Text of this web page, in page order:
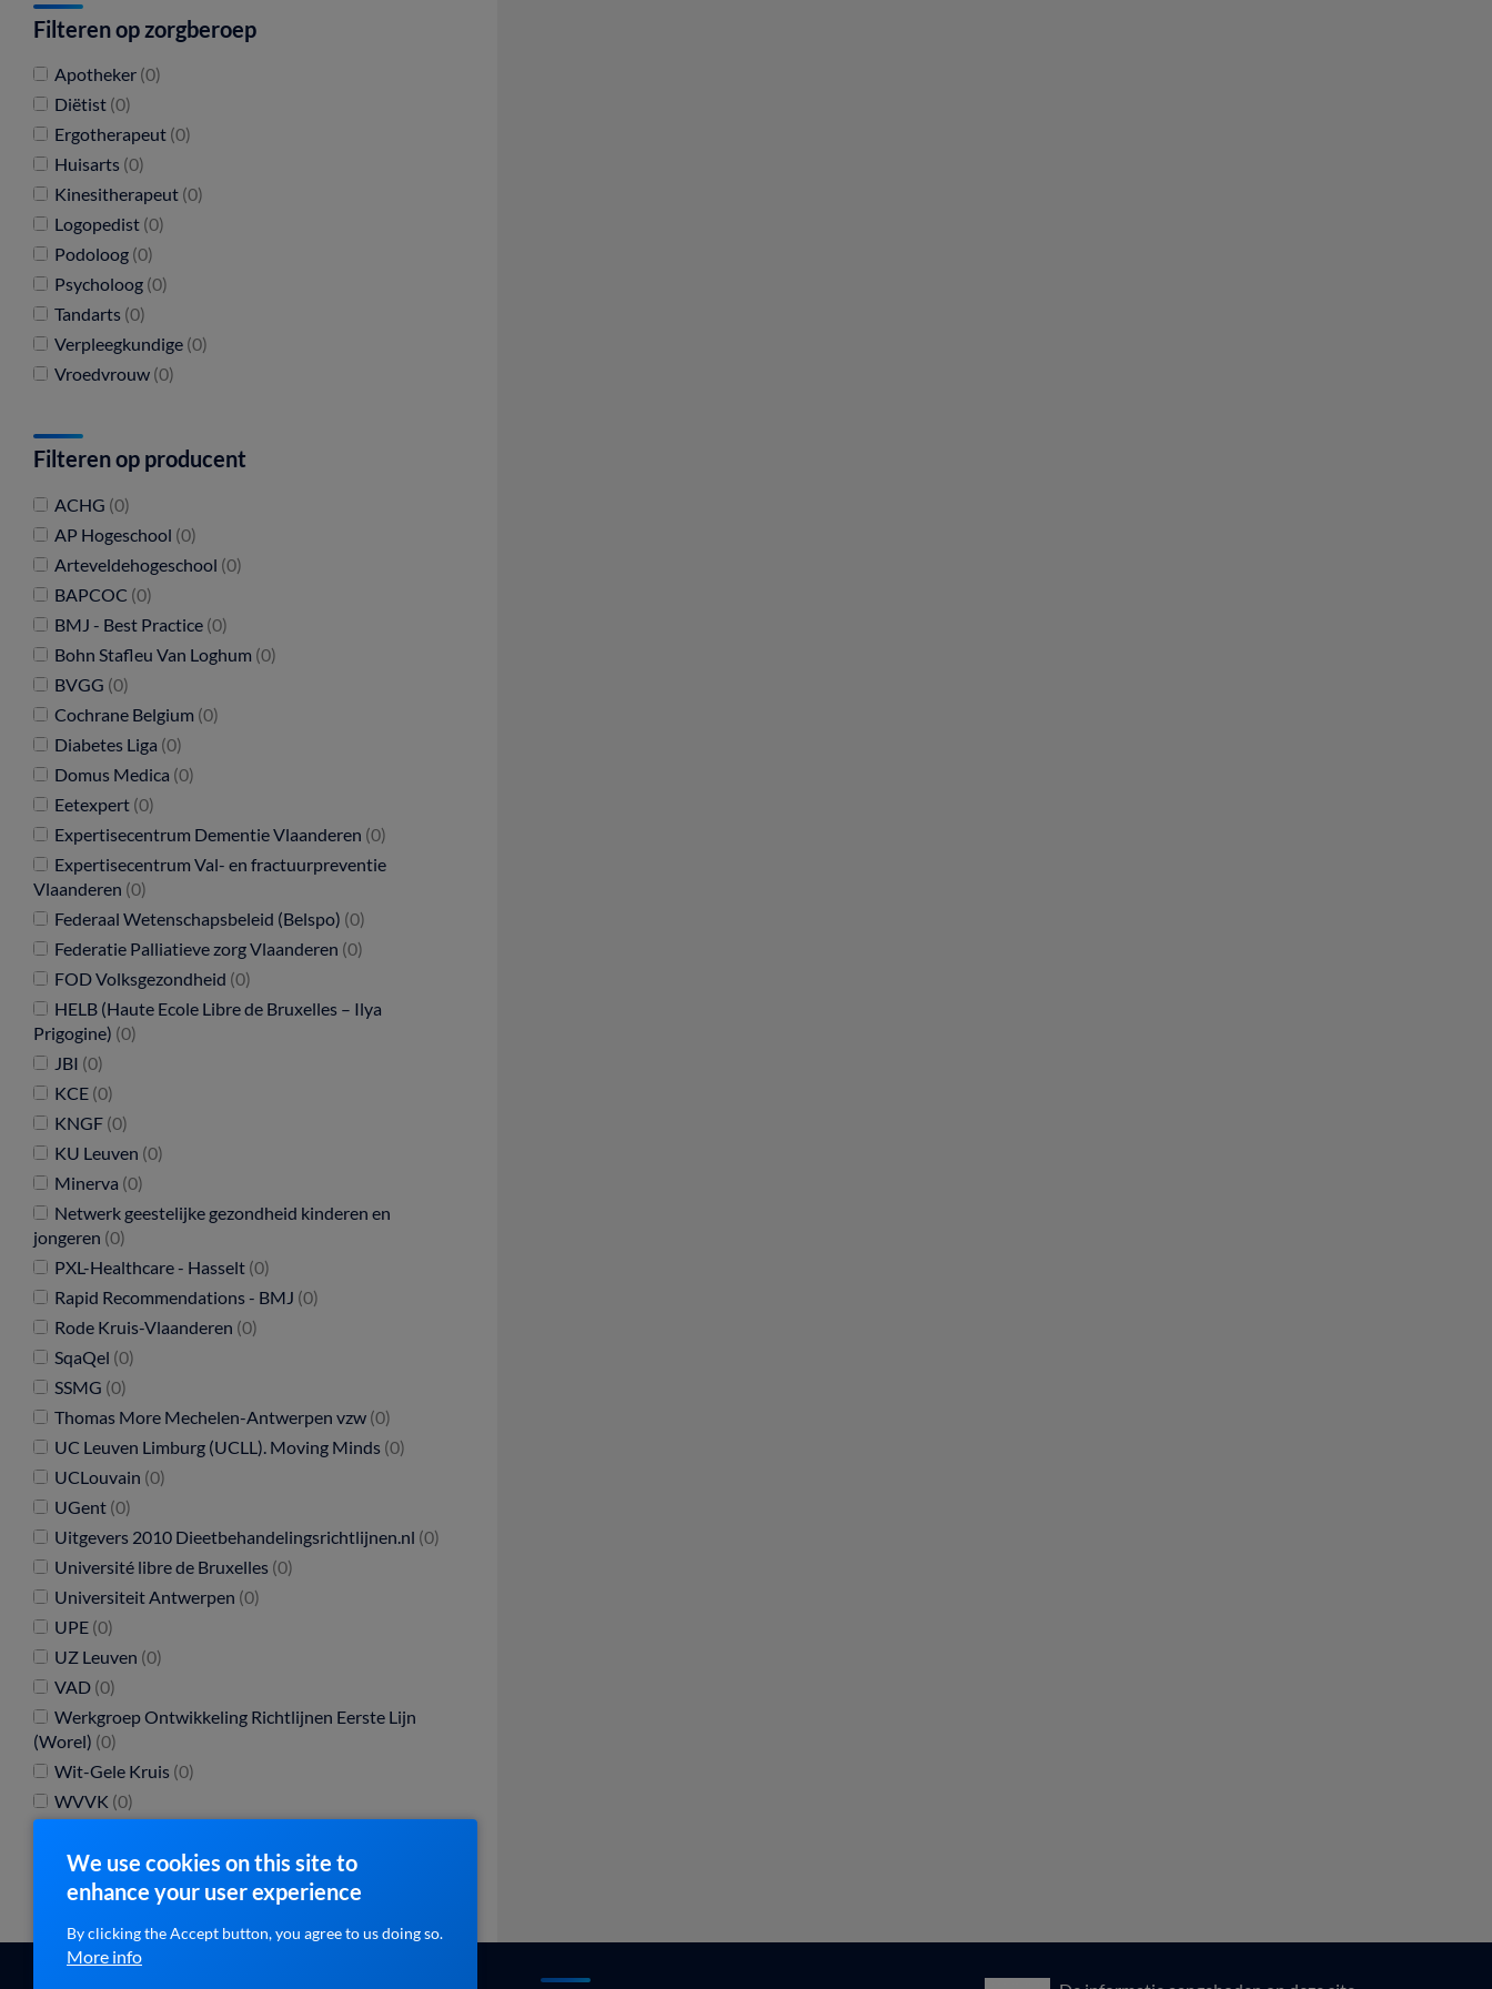
Filteren op zorgberoep
Apotheker (0)
Diëtist (0)
Ergotherapeut (0)
Huisarts (0)
Kinesitherapeut (0)
Logopedist (0)
Podoloog (0)
Psycholoog (0)
Tandarts (0)
Verpleegkundige (0)
Vroedvrouw (0)
Filteren op producent
ACHG (0)
AP Hogeschool (0)
Arteveldehogeschool (0)
BAPCOC (0)
BMJ - Best Practice (0)
Bohn Stafleu Van Loghum (0)
BVGG (0)
Cochrane Belgium (0)
Diabetes Liga (0)
Domus Medica (0)
Eetexpert (0)
Expertisecentrum Dementie Vlaanderen (0)
Expertisecentrum Val- en fractuurpreventie
Vlaanderen (0)
Federaal Wetenschapsbeleid (Belspo) (0)
Federatie Palliatieve zorg Vlaanderen (0)
FOD Volksgezondheid (0)
HELB (Haute Ecole Libre de Bruxelles – Ilya
Prigogine) (0)
JBI (0)
KCE (0)
KNGF (0)
KU Leuven (0)
Minerva (0)
Netwerk geestelijke gezondheid kinderen en
jongeren (0)
PXL-Healthcare - Hasselt (0)
Rapid Recommendations - BMJ (0)
Rode Kruis-Vlaanderen (0)
SqaQel (0)
SSMG (0)
Thomas More Mechelen-Antwerpen vzw (0)
UC Leuven Limburg (UCLL). Moving Minds (0)
UCLouvain (0)
UGent (0)
Uitgevers 2010 Dieetbehandelingsrichtlijnen.nl (0)
Université libre de Bruxelles (0)
Universiteit Antwerpen (0)
UPE (0)
UZ Leuven (0)
VAD (0)
Werkgroep Ontwikkeling Richtlijnen Eerste Lijn
(Worel) (0)
Wit-Gele Kruis (0)
WVVK (0)
We use cookies on this site to
enhance your user experience
By clicking the Accept button, you agree to us doing so.
More info